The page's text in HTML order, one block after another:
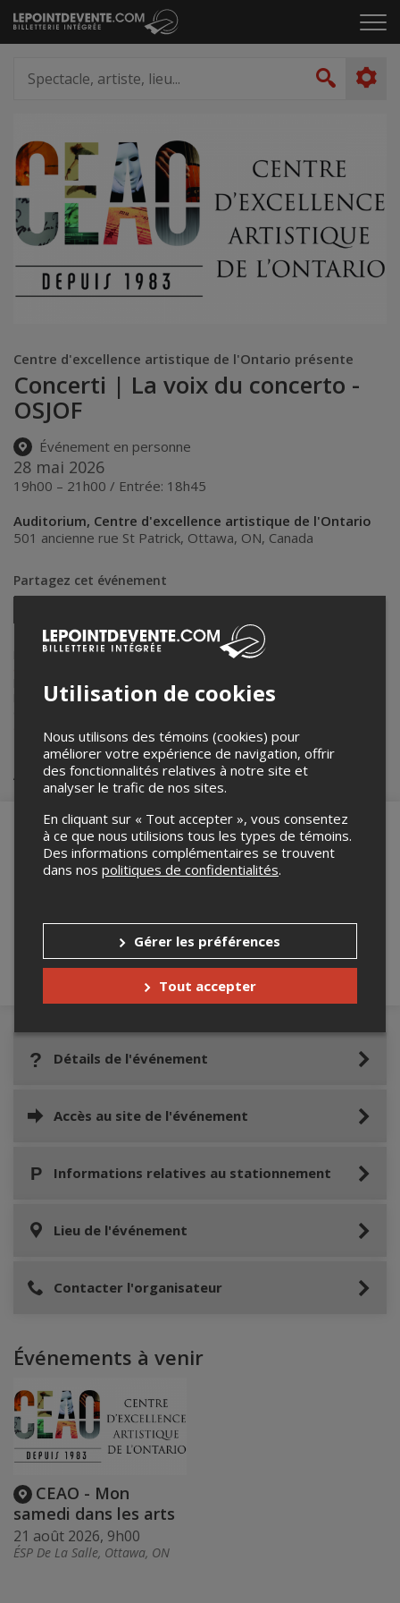
Passer
au
le
artiste,
lieu...
Centre d'excellence artistique de l'Ontario présente
Concerti | La voix du concerto -
OSJOF
Événement en personne
28 mai 2026
19h00 – 21h00 / Entrée: 18h45
Auditorium, Centre d'excellence artistique de l'Ontario
501 ancienne rue St Patrick, Ottawa, ON, Canada
Partagez cet événement
Facebook LinkedinPinterestEnvoyer
par
courriel
Lepointdevente.com agit à titre de mandataire pour
ligne et la vente de billets pour ses événements.
Pour plus d’information à propos de cet événement, veuillez
Achat de billets
Merci de confirmer que vous n'êtes pas un
Détails de l'événement
Accès au site de l'événement
Informations relatives au stationnement
Lieu de l'événement
Contacter l'organisateur
Événements à venir
CEAO - Mon
samedi dans les arts
21 août 2026, 9h00
ÉSP De La Salle, Ottawa, ON
Utilisation de cookies
Nous utilisons des témoins (cookies) pour
améliorer votre expérience de navigation, offrir
des fonctionnalités relatives à notre site et
analyser le trafic de nos sites.
En cliquant sur « Tout accepter », vous consentez
à ce que nous utilisions tous les types de témoins.
Des informations complémentaires se trouvent
dans nos politiques de confidentialités.
Gérer les préférences
Tout accepter